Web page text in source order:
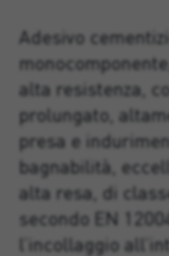
Adesivo
alta resistenza,
prolungato,
presa e
bagnabilità,
alta resa, di
secondo EN
l’incollaggio